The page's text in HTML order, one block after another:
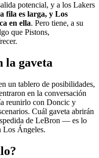
potencial, y a los Lakers
fila es larga, y Los
en ella. Pero tiene, a su
que Pistons,
la gaveta
un tablero de posibilidades,
en la conversación
reunirlo con Doncic y
Cuál gaveta abrirán
de LeBron — es lo
Los Ángeles.